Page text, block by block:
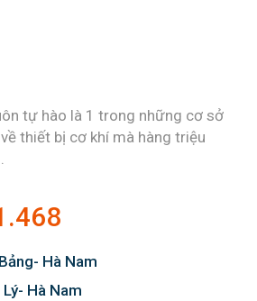
tự hào là 1 trong những cơ sở
thiết bị cơ khí mà hàng triệu
Hà Nam
Hà Nam